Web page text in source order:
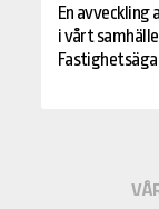
En avveckling
i vårt